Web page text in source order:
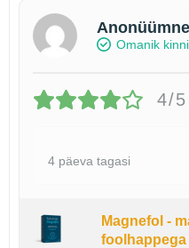
Anonüümne
Omanik
4/5
4 päeva tagasi
Magnefol -
foolhappega